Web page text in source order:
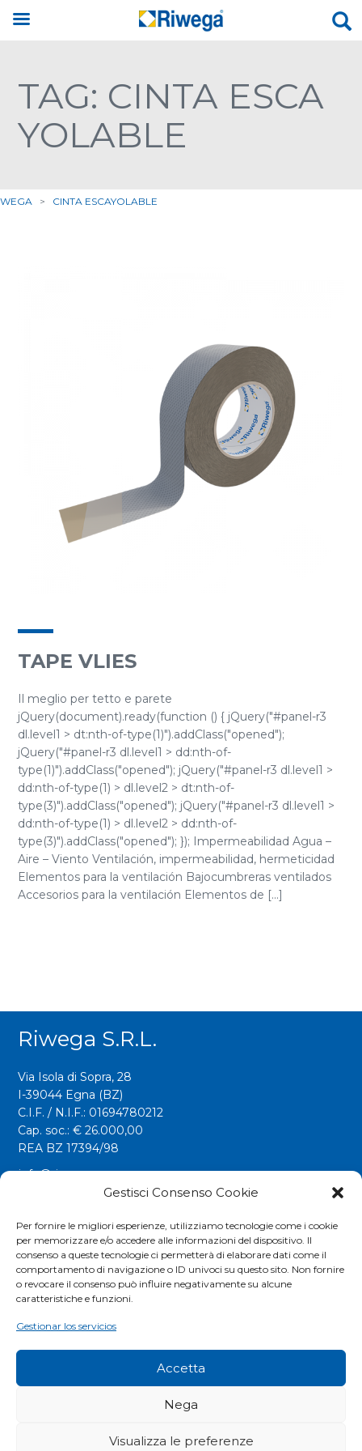
Gestisci Consenso Cookie
Per fornire le migliori esperienze, utilizziamo tecnologie come i cookie
per memorizzare e/o accedere alle informazioni del dispositivo. Il
consenso a queste tecnologie ci permetterà di elaborare dati come il
comportamento di navigazione o ID univoci su questo sito. Non fornire
o revocare il consenso può influire negativamente su alcune
caratteristiche e funzioni.
Gestionar los servicios
Accetta
Nega
Visualizza le preferenze
TAG: CINTA ESCA
YOLABLE
> CINTA ESCAYOLABLE
TAPE VLIES
Il meglio per tetto e parete
jQuery(document).ready(function () { jQuery("#panel-r3
dl.level1 > dt:nth-of-type(1)").addClass("opened");
jQuery("#panel-r3 dl.level1 > dd:nth-of-
type(1)").addClass("opened"); jQuery("#panel-r3 dl.level1 >
dd:nth-of-type(1) > dl.level2 > dt:nth-of-
type(3)").addClass("opened"); jQuery("#panel-r3 dl.level1 >
dd:nth-of-type(1) > dl.level2 > dd:nth-of-
type(3)").addClass("opened"); }); Impermeabilidad Agua –
Aire – Viento Ventilación, impermeabilidad, hermeticidad
Elementos para la ventilación Bajocumbreras ventilados
Accesorios para la ventilación Elementos de [...]
Riwega S.r.l.
Via Isola di Sopra, 28
I-39044 Egna (BZ)
C.I.F. / N.I.F.: 01694780212
Cap. soc.: € 26.000,00
REA BZ 17394/98
info@riwega.com
riwega@legalmail.it
Fax. +39 0471 827555
Social